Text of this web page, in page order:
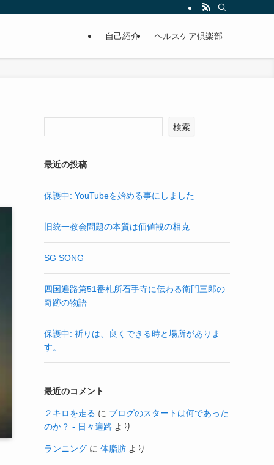
自己紹介 ヘルスケア倶楽部
検索
最近の投稿
保護中: YouTubeを始める事にしました
旧統一教会問題の本質は価値観の相克
SG SONG
四国遍路第51番札所石手寺に伝わる衛門三郎の
奇跡の物語
保護中: 祈りは、良くできる時と場所がありま
す。
最近のコメント
２キロを走る に ブログのスタートは何であった
のか？ - 日々遍路 より
ランニング に 体脂肪 より